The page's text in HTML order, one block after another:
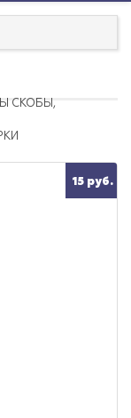
СКОБЫ,
15 руб.